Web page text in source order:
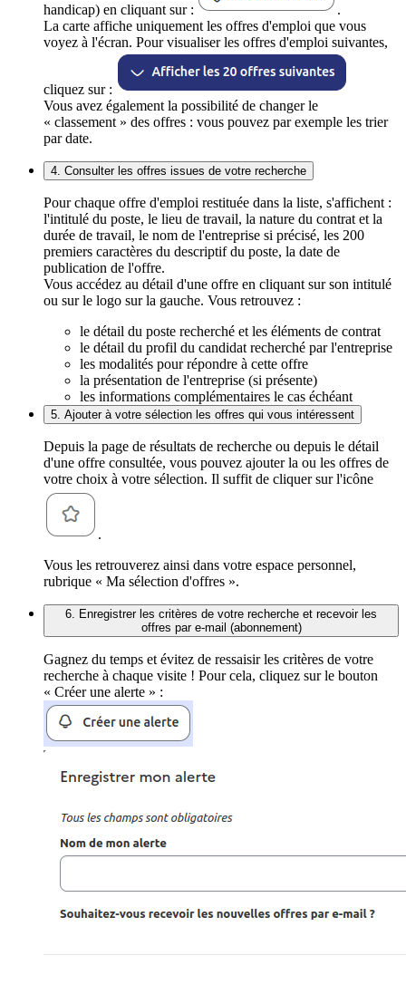
handicap) en cliquant sur :
.
La carte affiche uniquement les offres d'emploi que vous
voyez à l'écran. Pour visualiser les offres d'emploi suivantes,
cliquez sur :
Vous avez également la possibilité de changer le
« classement » des offres : vous pouvez par exemple les trier
par date.
4. Consulter les offres issues de votre recherche
Pour chaque offre d'emploi restituée dans la liste, s'affichent :
l'intitulé du poste, le lieu de travail, la nature du contrat et la
durée de travail, le nom de l'entreprise si précisé, les 200
premiers caractères du descriptif du poste, la date de
publication de l'offre.
Vous accédez au détail d'une offre en cliquant sur son intitulé
ou sur le logo sur la gauche. Vous retrouvez :
le détail du poste recherché et les éléments de contrat
le détail du profil du candidat recherché par l'entreprise
les modalités pour répondre à cette offre
la présentation de l'entreprise (si présente)
les informations complémentaires le cas échéant
5. Ajouter à votre sélection les offres qui vous intéressent
Depuis la page de résultats de recherche ou depuis le détail
d'une offre consultée, vous pouvez ajouter la ou les offres de
votre choix à votre sélection. Il suffit de cliquer sur l'icône
.
Vous les retrouverez ainsi dans votre espace personnel,
rubrique « Ma sélection d'offres ».
6. Enregistrer les critères de votre recherche et recevoir les
offres par e-mail (abonnement)
Gagnez du temps et évitez de ressaisir les critères de votre
recherche à chaque visite ! Pour cela, cliquez sur le bouton
« Créer une alerte » :